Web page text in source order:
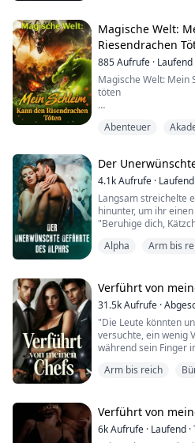
Liebe Leserinnen und
Magische Welt:
Riesendrachen
885Aufrufe · Laufend
Magische Welt: Mein
töten
Vögel zwitscherten
den jungen Alchemist
andere als
Leon war gerade
Kräuter zu mische...
Abenteuer
Der
4.1kAufrufe · Laufend
Langsam streichelte
hinunter, um ihr
"Beruhige dich,
Er streckte die Hand
weinen. "Vertraust du
Celeste nickte und
tue ...
Alpha Arm bis
Verführt von
31.5kAufrufe ·
"Die Leute könnten
versuchte, ein wenig
während sein Finger
Professor
gefährlichen Spiel
Hickmann und
Arm bis reich
Verführt von
6kAufrufe · Laufend ·